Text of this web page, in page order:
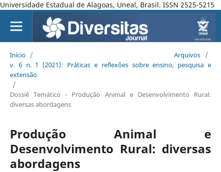
Universidade Estadual de Alagoas, Uneal, Brasil. ISSN 2525-5215
Início / Arquivos
/
v. 6 n. 1 (2021): Práticas e reflexões sobre ensino, pesquisa e
extensão
/
Dossiê Temático - Produção Animal e Desenvolvimento Rural:
diversas abordagens
Produção Animal e
Desenvolvimento Rural: diversas
abordagens